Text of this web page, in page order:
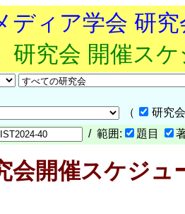
ディア学会 研
研究会 開催ス
（
研究
/ 範囲: 題目
会開催スケジュ